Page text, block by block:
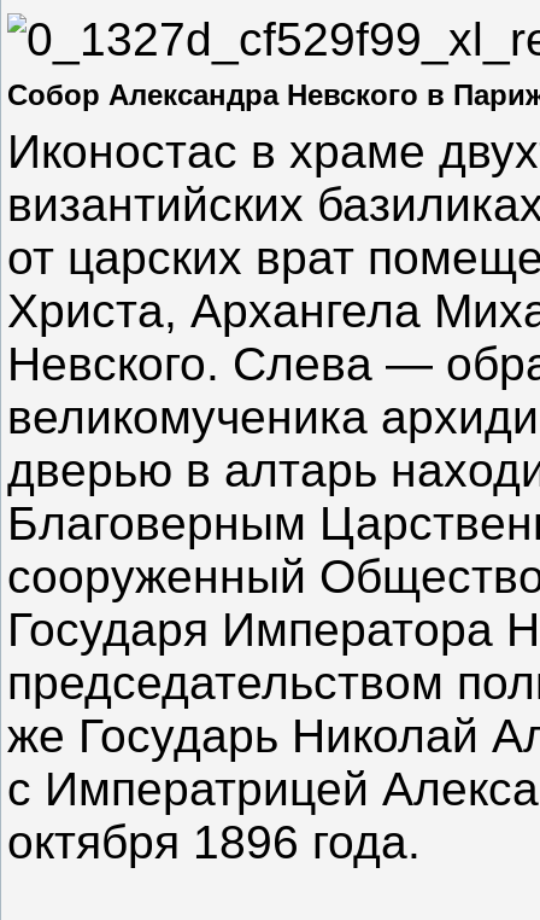
Собор Александра Невского в
Иконостас в храме
византийских
от царских врат
Христа, Архангела
Невского. Слева —
великомученика
дверью в алтарь
Благоверным
сооруженный
Государя Императора
председательством
же Государь Николай
с Императрицей
октября 1896 года.